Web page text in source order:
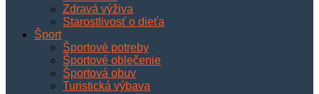
Zdravá výživa
Starostlivosť o dieťa
Šport
Športové potreby
Športové oblečenie
Športová obuv
Turistická výbava